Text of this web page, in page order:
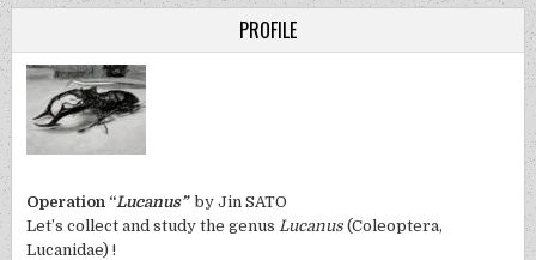
PROFILE
Operation “Lucanus” by Jin SATO
Let’s collect and study the genus Lucanus (Coleoptera,
Lucanidae) !